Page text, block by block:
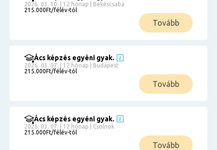
2026. 03. 10. | 12 hónap | Békéscsaba
215.000Ft/félév-tól
Tovább
Ács képzés egyéni gyak.
2026. 03. 07. | 12 hónap | Budapest
215.000Ft/félév-tól
Tovább
Ács képzés egyéni gyak.
2026. 03. 07. | 12 hónap | Csolnok
215.000Ft/félév-tól
Tovább